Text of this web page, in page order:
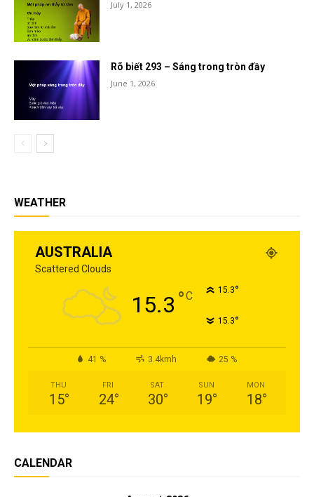
July 1, 2026
Rõ biết 293 – Sáng trong tròn đầy
June 1, 2026
WEATHER
AUSTRALIA
Scattered Clouds
15.3 °C 15.3°
15.3°
41 % 3.4kmh 25 %
THU
15°
FRI
24°
SAT
30°
SUN
19°
MON
18°
CALENDAR